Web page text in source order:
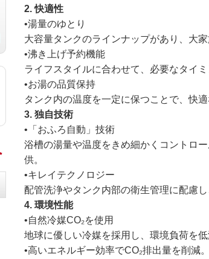
2. 快適性
•湯量のゆとり
大容量タンクのラインナップがあり、大
•沸き上げ予約機能
ライフスタイルに合わせて、必要なタイ
•お湯の品質保持
タンク内の温度を一定に保つことで、快適
3. 独自技術
•「おふろ自動」技術
浴槽の湯量や温度をきめ細かくコントロ
供。
•キレイテクノロジー
配管洗浄やタンク内部の衛生管理に配慮
4. 環境性能
•自然冷媒CO₂を使用
地球に優しい冷媒を採用し、環境負荷を低
•高いエネルギー効率でCO₂排出量を削減。